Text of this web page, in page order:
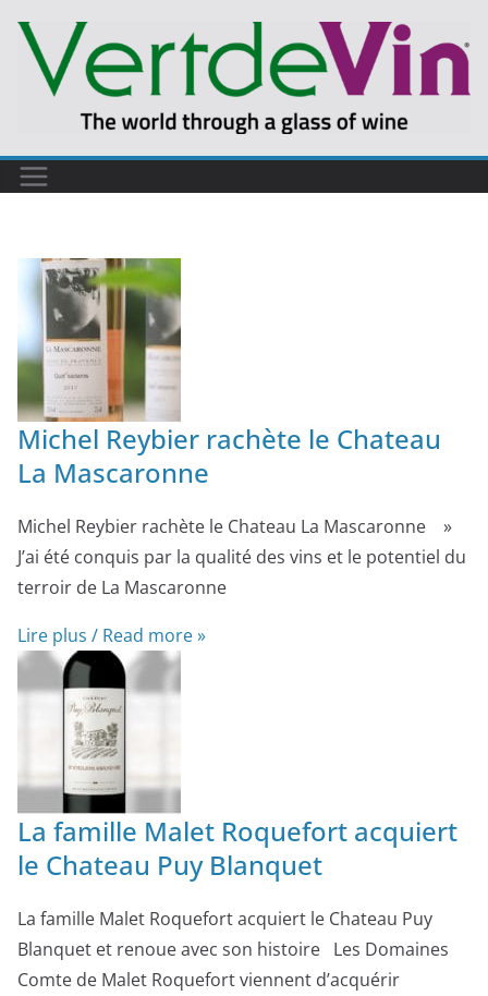
contenu
Michel Reybier rachète le Chateau
La Mascaronne
Michel Reybier rachète le Chateau La Mascaronne »
J’ai été conquis par la qualité des vins et le potentiel du
terroir de La Mascaronne
Lire plus / Read more »
La famille Malet Roquefort acquiert
le Chateau Puy Blanquet
La famille Malet Roquefort acquiert le Chateau Puy
Blanquet et renoue avec son histoire Les Domaines
Comte de Malet Roquefort viennent d’acquérir